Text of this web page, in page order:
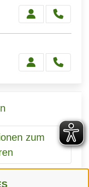
zum